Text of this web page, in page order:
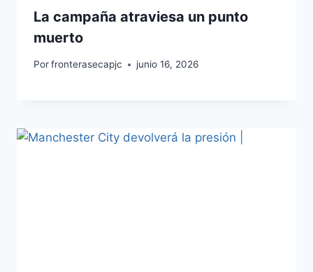
La campaña atraviesa un punto
muerto
Porfronterasecapjc junio 16, 2026